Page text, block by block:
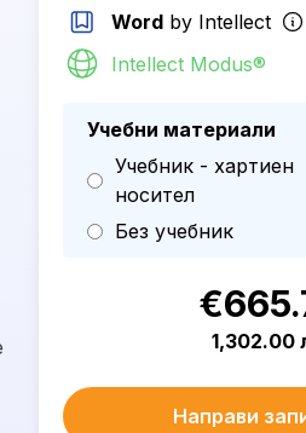
Word by Intellect
Intellect Modus®
Учебни материали
Учебник - хартиен
носител
Без учебник
1,302.00
Направи